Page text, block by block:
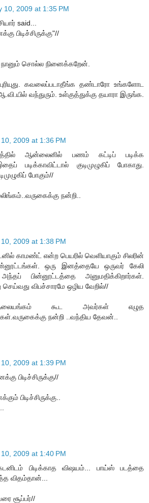
10, 2009 at 1:35 PM
said...
பிடிச்சிருக்கு"//
சொல்ல நினைக்கறேன்.
கவலைப்படாதீங்க தண்டாரோ உங்களோட
வந்துரும். உள்குத்துக்கு தயாரா இருங்க.
2009 at 1:36 PM
ஆன்லைனில் பணம் கட்டிப் படிக்க
படிக்காவிட்டால் குடிமுழுகிப் போகாது.
போகும்//
நன்றி..
2009 at 1:38 PM
காமண்ட் என்ற பெயரில் வெளியாகும் சிலரின்
ஒரு இனத்தையே ஒருவர் கேலி
அந்தப் பின்னூட்டத்தை அனுமதிக்கிறார்கள்.
விபச்சாரமே ஒழிய வேறில்//
கூட அவர்கள் எழுத
நன்றி ..வந்திய தேவன்..
2009 at 1:39 PM
பிடிச்சிருக்கு//
பிடிச்சிருக்கு..
2009 at 1:40 PM
பிடிக்காத விஷயம்... பாய்ஸ் படத்தை
விதம்தான்...
சூப்பர்//